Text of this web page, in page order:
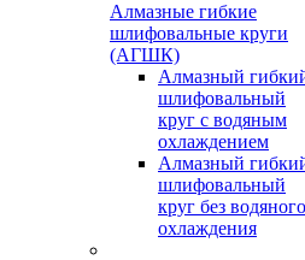
Алмазные гибкие
шлифовальные круги
(АГШК)
Алмазный
шлифовальный
круг с водяным
охлаждением
Алмазный
шлифовальный
круг без водяного
охлаждения